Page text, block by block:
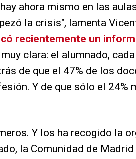
ahora mismo en las
la crisis", lamenta
recientemente un
clara: el alumnado,
de que el 47% de los
Y de que sólo el 24%
Y los ha recogido la
la Comunidad de Madrid